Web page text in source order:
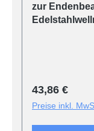
zur
Regulärer
43,86 €
Preise inkl.